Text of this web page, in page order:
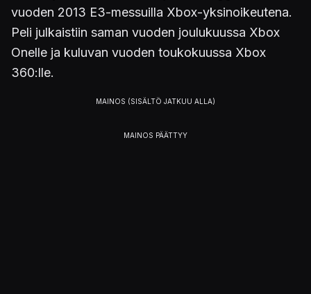
vuoden 2013 E3-messuilla Xbox-yksinoikeutena.
Peli julkaistiin saman vuoden joulukuussa Xbox
Onelle ja kuluvan vuoden toukokuussa Xbox
360:lle.